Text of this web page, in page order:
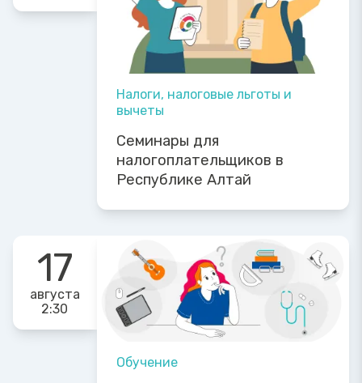
Налоги, налоговые льготы и
вычеты
Семинары для
налогоплательщиков в
Республике Алтай
17
августа
2:30
Обучение